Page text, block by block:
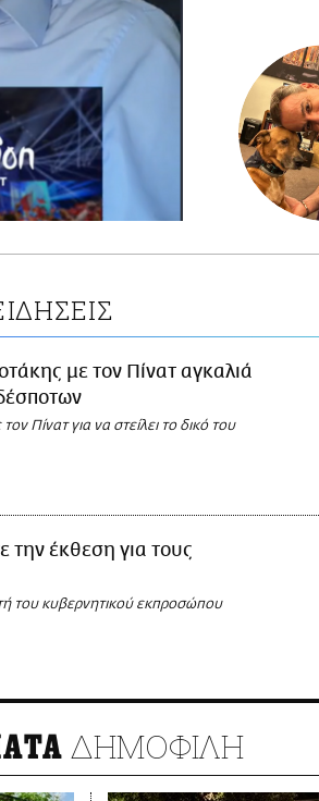
με τον Πίνατ αγκαλιά
Πίνατ για να στείλει το δικό του
την έκθεση για τους
του κυβερνητικού εκπροσώπου
ΔΗΜΟΦΙΛΗ